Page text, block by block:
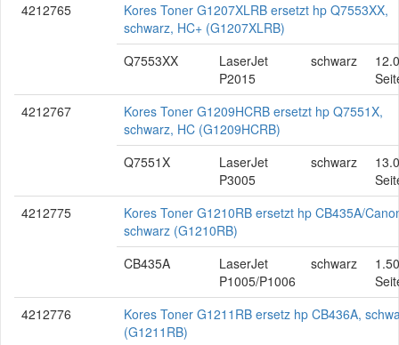
4212765
Kores Toner G1207XLRB ersetzt hp Q7553XX,
schwarz, HC+ (G1207XLRB)
Q7553XX
LaserJet
P2015
schwarz
4212767
Kores Toner G1209HCRB ersetzt hp Q7551X,
schwarz, HC (G1209HCRB)
Q7551X
LaserJet
P3005
schwarz
4212775
Kores Toner G1210RB ersetzt hp CB435A/
schwarz (G1210RB)
CB435A
LaserJet
P1005/P1006
schwarz
4212776
Kores Toner G1211RB ersetz hp CB436A,
(G1211RB)